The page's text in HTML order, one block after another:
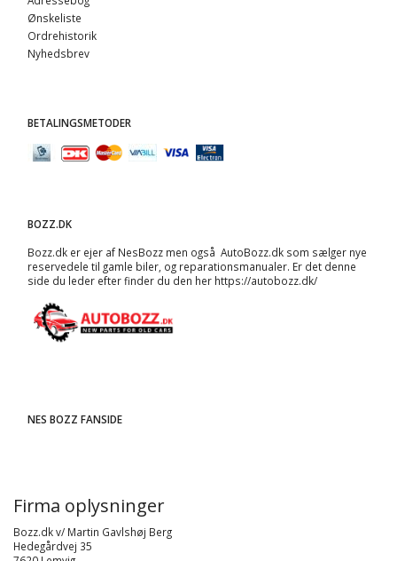
Ønskeliste
Ordrehistorik
Nyhedsbrev
BETALINGSMETODER
BOZZ.DK
Bozz.dk er ejer af NesBozz men også AutoBozz.dk som sælger nye
reservedele til gamle biler, og reparationsmanualer. Er det denne
side du leder efter finder du den her https://autobozz.dk/
NES BOZZ FANSIDE
Firma oplysninger
Bozz.dk v/ Martin Gavlshøj Berg
Hedegårdvej 35